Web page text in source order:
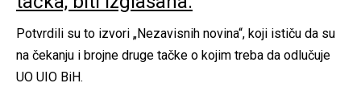
Potvrdili su to izvori „Nezavisnih novina“, koji ističu da su
na čekanju i brojne druge tačke o kojim treba da odlučuje
UO UIO BiH.